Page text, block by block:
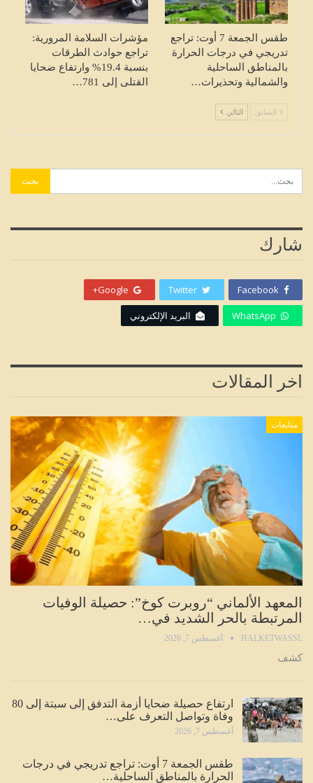
طقس الجمعة 7 أوت: تراجع
تدريجي في درجات الحرارة
بالمناطق الساحلية
والشمالية وتحذيرات…
مؤشرات السلامة المرورية:
تراجع حوادث الطرقات
بنسبة 19.4% وارتفاع ضحايا
القتلى إلى 781…
السابق التالي
شارك
Facebook
Twitter
Google+
WhatsApp البريد الإلكتروني
اخر المقالات
متابعات
المعهد الألماني “روبرت كوخ”: حصيلة الوفيات
المرتبطة بالحر الشديد في…
HALKETWASSL أغسطس 7, 2026
كشف
ارتفاع حصيلة ضحايا أزمة التدفق إلى سبتة إلى 80
وفاة وتواصل التعرف على…
أغسطس 7, 2026
طقس الجمعة 7 أوت: تراجع تدريجي في درجات
الحرارة بالمناطق الساحلية…